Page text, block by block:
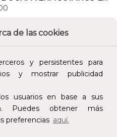
de las cookies
y persistentes para
y mostrar publicidad
usuarios en base a sus
Puedes obtener más
preferencias aquí.
y sigue el proceso de
AL CARRITO